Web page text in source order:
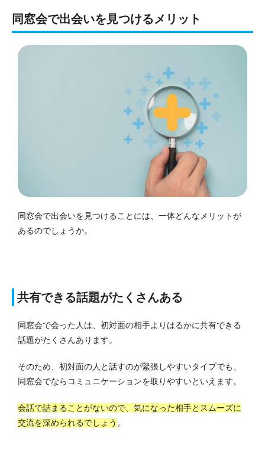
同窓会で出会いを見つけるメリット
同窓会で出会いを見つけることには、一体どんなメリットが
あるのでしょうか。
共有できる話題がたくさんある
同窓会で会った人は、初対面の相手よりはるかに共有できる
話題がたくさんあります。
そのため、初対面の人と話すのが緊張しやすいタイプでも、
同窓会でならコミュニケーションを取りやすいといえます。
会話で詰まることがないので、気になった相手とスムーズに
交流を深められるでしょう 。